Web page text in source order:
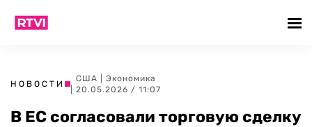
НОВОСТИ
США
Экономика
| 20.05.2026 / 11:07
В ЕС согласовали торговую сделку